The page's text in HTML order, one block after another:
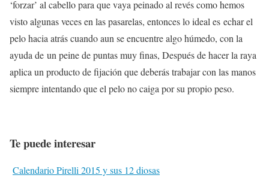
‘forzar’ al cabello para que vaya peinado al revés como hemos
visto algunas veces en las pasarelas, entonces lo ideal es echar el
pelo hacia atrás cuando aun se encuentre algo húmedo, con la
ayuda de un peine de puntas muy finas, Después de hacer la raya
aplica un producto de fijación que deberás trabajar con las manos
siempre intentando que el pelo no caiga por su propio peso.
Te puede interesar
Calendario Pirelli 2015 y sus 12 diosas